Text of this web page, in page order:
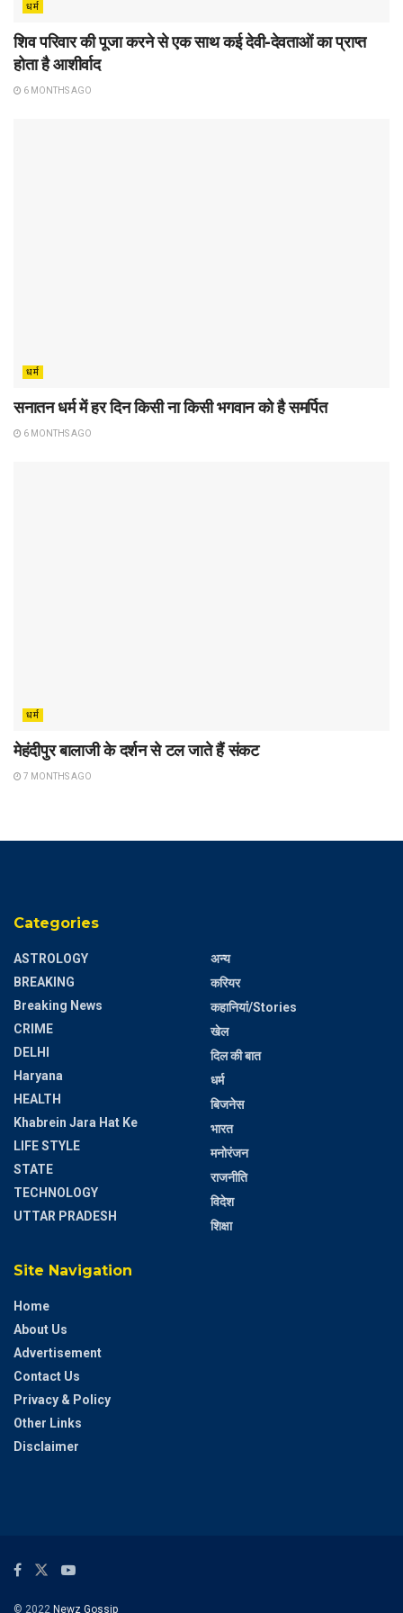
धर्म
शिव परिवार की पूजा करने से एक साथ कई देवी-देवताओं का प्राप्त
होता है आशीर्वाद
6 MONTHS AGO
धर्म
सनातन धर्म में हर दिन किसी ना किसी भगवान को है समर्पित
6 MONTHS AGO
धर्म
मेहंदीपुर बालाजी के दर्शन से टल जाते हैं संकट
7 MONTHS AGO
Categories
ASTROLOGY
BREAKING
Breaking News
CRIME
DELHI
Haryana
HEALTH
Khabrein Jara Hat Ke
LIFE STYLE
STATE
TECHNOLOGY
UTTAR PRADESH
अन्य
करियर
कहानियां/Stories
खेल
दिल की बात
धर्म
बिजनेस
भारत
मनोरंजन
राजनीति
विदेश
शिक्षा
Site Navigation
Home
About Us
Advertisement
Contact Us
Privacy & Policy
Other Links
Disclaimer
© 2022 Newz Gossip